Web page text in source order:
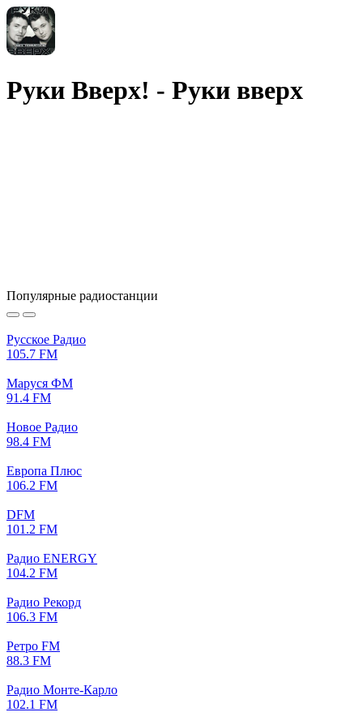
Руки Вверх! - Руки вверх
Популярные радиостанции
Русское Радио
105.7 FM
Маруся ФМ
91.4 FM
Новое Радио
98.4 FM
Европа Плюс
106.2 FM
DFM
101.2 FM
Радио ENERGY
104.2 FM
Радио Рекорд
106.3 FM
Ретро FM
88.3 FM
Радио Монте-Карло
102.1 FM